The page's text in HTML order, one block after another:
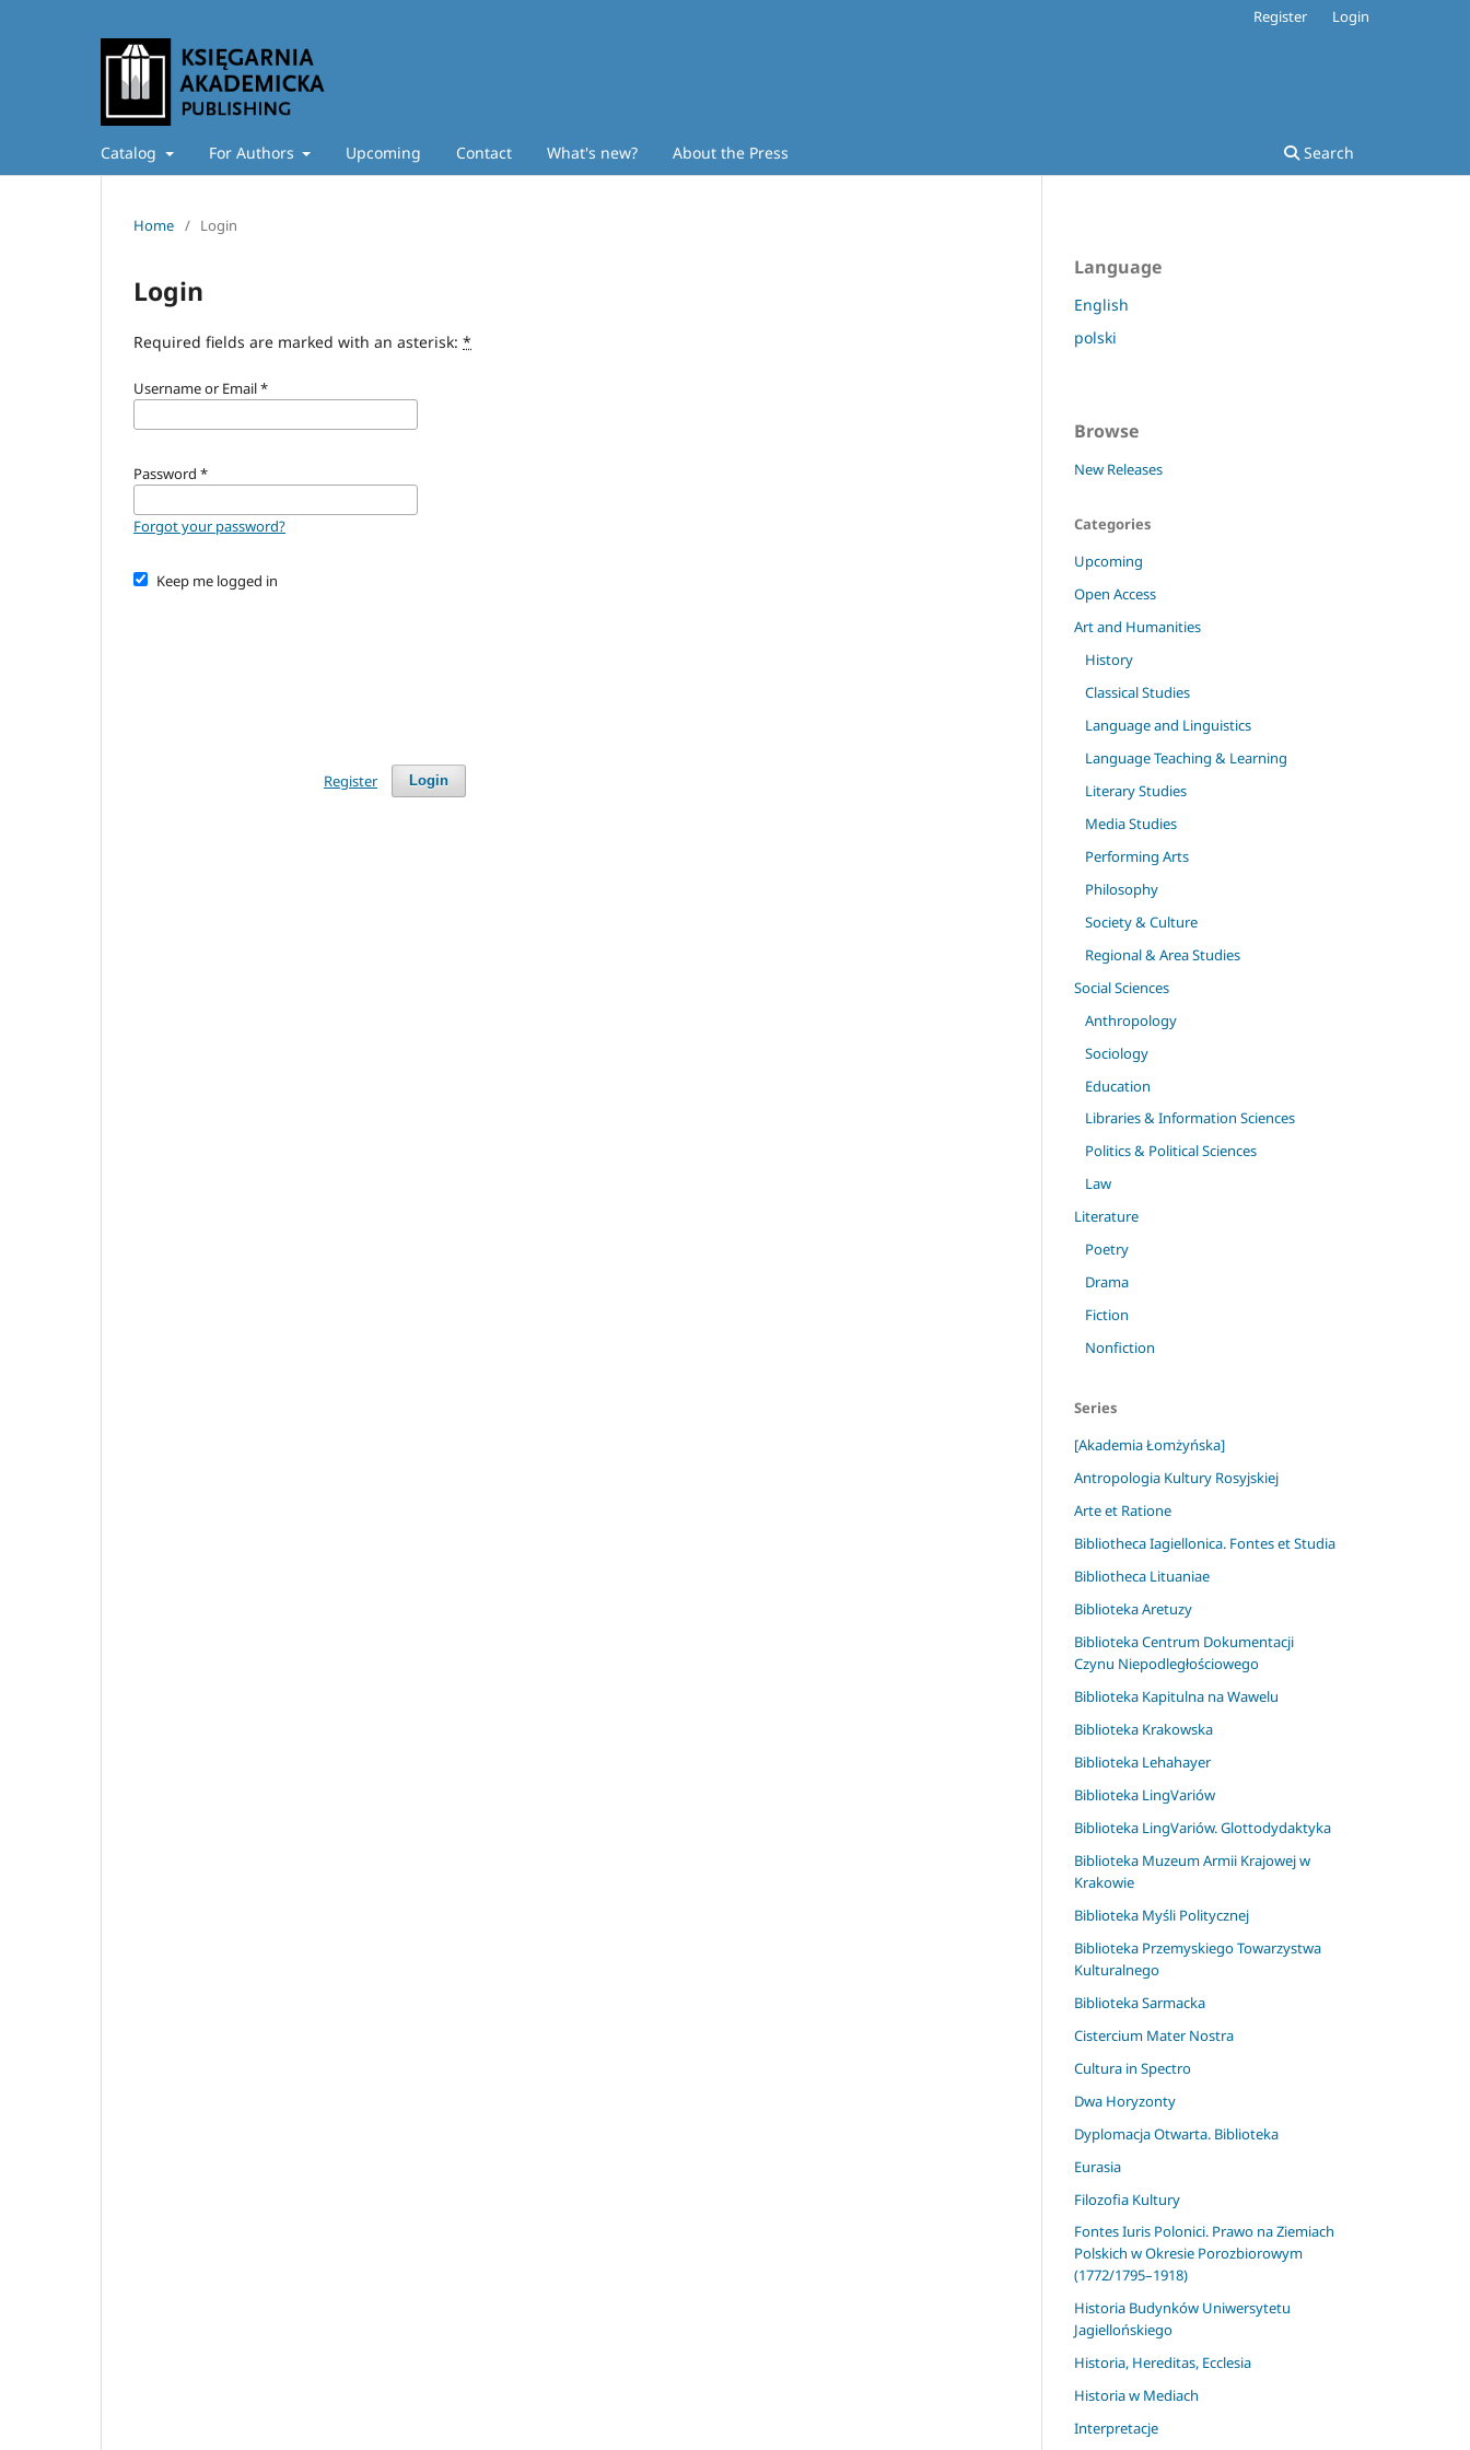
Catalog For Authors Upcoming Contact What's new? About the Press Search
Register Login
Home / Login
Login
Required fields are marked with an asterisk: *
Username or Email*
Password *
Forgot your password?
Keep me logged in
Login
Register
Language
English
polski
Browse
New Releases
Categories
Upcoming
Open Access
Art and Humanities
History
Classical Studies
Language and Linguistics
Language Teaching & Learning
Literary Studies
Media Studies
Performing Arts
Philosophy
Society & Culture
Regional & Area Studies
Social Sciences
Anthropology
Sociology
Education
Libraries & Information Sciences
Politics & Political Sciences
Law
Literature
Poetry
Drama
Fiction
Nonfiction
Series
[Akademia Łomżyńska]
Antropologia Kultury Rosyjskiej
Arte et Ratione
Bibliotheca Iagiellonica. Fontes et Studia
Bibliotheca Lituaniae
Biblioteka Aretuzy
Biblioteka Centrum Dokumentacji
Czynu Niepodległościowego
Biblioteka Kapitulna na Wawelu
Biblioteka Krakowska
Biblioteka Lehahayer
Biblioteka LingVariów
Biblioteka LingVariów. Glottodydaktyka
Biblioteka Muzeum Armii Krajowej w
Krakowie
Biblioteka Myśli Politycznej
Biblioteka Przemyskiego Towarzystwa
Kulturalnego
Biblioteka Sarmacka
Cistercium Mater Nostra
Cultura in Spectro
Dwa Horyzonty
Dyplomacja Otwarta. Biblioteka
Eurasia
Filozofia Kultury
Fontes Iuris Polonici. Prawo na Ziemiach
Polskich w Okresie Porozbiorowym
(1772/1795–1918)
Historia Budynków Uniwersytetu
Jagiellońskiego
Historia, Hereditas, Ecclesia
Historia w Mediach
Interpretacje